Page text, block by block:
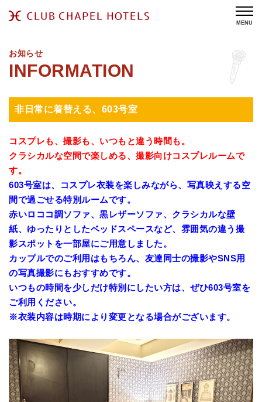
MENU
お知らせ
非日常に着替える、603号室
コスプレも、撮影も、いつもと違う時間も。
クラシカルな空間で楽しめる、撮影向けコスプレルームで
す。
603号室は、コスプレ衣装を楽しみながら、写真映えする空
間で過ごせる特別ルームです。
赤いロココ調ソファ、黒レザーソファ、クラシカルな壁
紙、ゆったりとしたベッドスペースなど、雰囲気の違う撮
影スポットを一部屋にご用意しました。
カップルでのご利用はもちろん、友達同士の撮影やSNS用
の写真撮影にもおすすめです。
いつもの時間を少しだけ特別にしたい方は、ぜひ603号室を
ご利用ください。
※衣装内容は時期により変更となる場合がございます。